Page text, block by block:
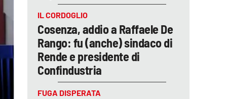
IL CORDOGLIO
Cosenza, addio a Raffaele De
Rango: fu (anche) sindaco di
Rende e presidente di
Confindustria
FUGA DISPERATA